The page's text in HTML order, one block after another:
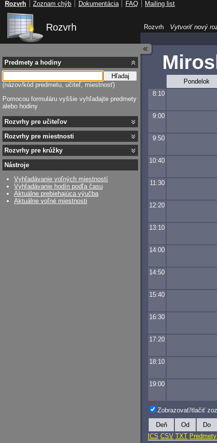
Rozvrh
Pondelok
8:10
9:00
9:50
10:40
11:30
12:20
13:10
14:00
14:50
15:40
16:30
17:20
18:10
19:00
Zobrazovať/tlačiť
Deň Od
Do
ICS CSV TXT Predmety
Predmety a hodiny
Hľadaj
(názov/kód predmetu, učiteľ, miestnosť)
Pomocou formuláru vyššie vyhľadajte predmety
alebo hodiny
Rozvrhy pre učiteľov
Rozvrhy pre miestnosti
Rozvrhy pre krúžky
Nástroje
Vyhľadávanie voľných miestností
Vyhľadávanie hodín podľa času
Aktuálne prebiehajúca výučba
Aktuálne voľné miestnosti
Rozvrh Vytvoriť nový
Rozvrh Zoznam chýb Dokumentácia FAQ Mailing list